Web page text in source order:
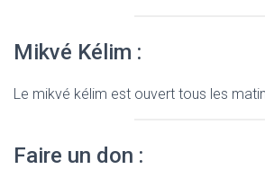
Mikvé Kélim :
Le mikvé kélim est ouvert tous les
Faire un don :